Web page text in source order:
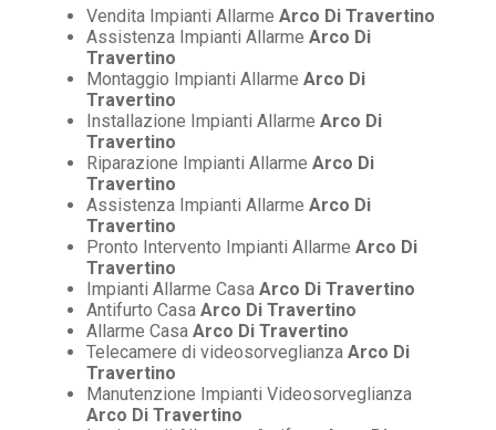
Vendita Impianti Allarme Arco Di Travertino
Assistenza Impianti Allarme Arco Di
Travertino
Montaggio Impianti Allarme Arco Di
Travertino
Installazione Impianti Allarme Arco Di
Travertino
Riparazione Impianti Allarme Arco Di
Travertino
Assistenza Impianti Allarme Arco Di
Travertino
Pronto Intervento Impianti Allarme Arco Di
Travertino
Impianti Allarme Casa Arco Di Travertino
Antifurto Casa Arco Di Travertino
Allarme Casa Arco Di Travertino
Telecamere di videosorveglianza Arco Di
Travertino
Manutenzione Impianti Videosorveglianza
Arco Di Travertino